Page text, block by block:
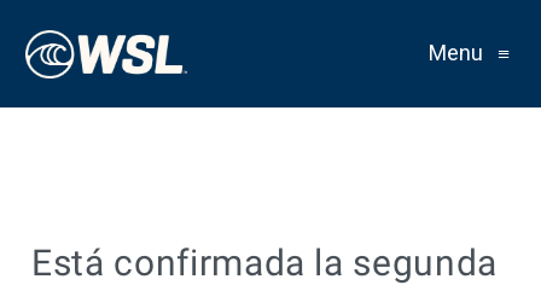
Menu ≡
Está confirmada la segunda